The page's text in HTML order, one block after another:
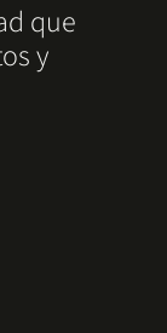
que
y